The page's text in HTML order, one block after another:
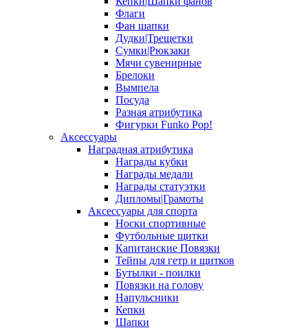
Флаги
Фан шапки
Дудки|Трещетки
Сумки|Рюкзаки
Мячи сувенирные
Брелоки
Вымпела
Посуда
Разная атрибутика
Фигурки Funko Pop!
Аксессуары
Наградная атрибутика
Награды кубки
Награды медали
Награды статуэтки
Дипломы|Грамоты
Аксессуары для спорта
Носки спортивные
Футбольные щитки
Капитанские Повязки
Тейпы для гетр и щитков
Бутылки - поилки
Повязки на голову
Напульсники
Кепки
Шапки